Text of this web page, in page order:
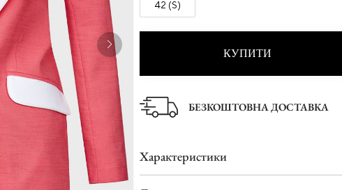
Туфлі
Шльопанці
42 (S)
КУПИТИ
БЕЗКОШТОВНА ДОСТАВКА
Характеристики